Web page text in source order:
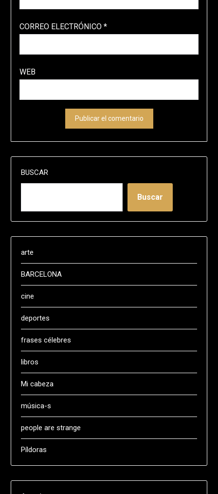
CORREO ELECTRÓNICO *
WEB
BUSCAR
Buscar
arte
BARCELONA
cine
deportes
frases célebres
libros
Mi cabeza
música-s
people are strange
Píldoras